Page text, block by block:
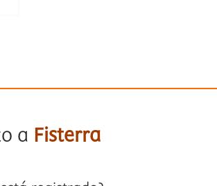
a Fisterra